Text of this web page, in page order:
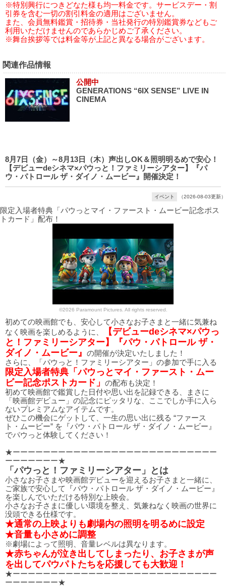
※特別興行につきどなた様も均一料金です。サービスデー・割
引券を含む一切の割引料金の適用はございません。
また、会員無料鑑賞・招待券・当社発行の特別鑑賞券などもご
利用いただけませんのであらかじめご了承ください。
※舞台挨拶等では料金等が上記と異なる場合がございます。
関連作品情報
公開中
GENERATIONS “6IX SENSE” LIVE IN
CINEMA
8月7日（金）～8月13日（木）声出しOK＆照明明るめで安心！
【デビューdeシネマ×パウっと！ファミリーシアター】『パ
ウ・パトロール ザ・ダイノ・ムービー』開催決定！
イベント （2026-08-03更新）
限定入場者特典「パウっとマイ・ファースト・ムービー記念ポス
トカード」配布！
©2026 Paramount Pictures. All rights reserved.
初めての映画館でも、安心して小さなお子さまと一緒に気兼ね
なく映画を楽しめるように、
【デビューdeシネマ×パウっ
と！ファミリーシアター】『パウ・パトロール ザ・
ダイノ・ムービー』
の開催が決定いたしました！
さらに、「パウっと！ファミリーシアター」の参加で手に入る
限定入場者特典「パウっとマイ・ファースト・ムー
ビー記念ポストカード」
の配布も決定！
初めて映画館で鑑賞した日付や思い出を記録できる、まさに
「映画館デビュー」の記念にピッタリな、ここでしか手に入ら
ないプレミアムなアイテムです。
ぜひこの機会にゲットして、一生の思い出に残る “ファース
ト・ムービー” を『パウ・パトロール ザ・ダイノ・ムービー』
でパウっと体験してください！
★ーーーーーーーーーーーーーーーーーーーーーーーーーーー
ーーーーーーー★
「パウっと！ファミリーシアター」とは
小さなお子さまや映画館デビューを迎えるお子さまと一緒に、
ご家族で安心して『パウ・パトロール ザ・ダイノ・ムービー』
を楽しんでいただける特別な上映会。
小さなお子さまに優しい環境を整え、気兼ねなく映画の世界に
没頭できる仕様です。
★通常の上映よりも劇場内の照明を明るめに設定
★音量も小さめに調整
※劇場によって照明、音量レベルは異なります。
★赤ちゃんが泣き出してしまったり、お子さまが声
を出してパウパトたちを応援しても大歓迎！
★ーーーーーーーーーーーーーーーーーーーーーーーーーーー
ーーーーーーー★